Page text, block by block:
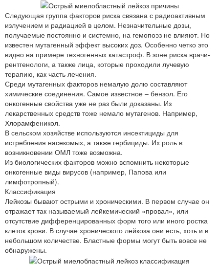
Следующая группа факторов риска связана с радиоактивным
излучением и радиацией в целом. Незначительные дозы,
получаемые постоянно и системно, на гемопоэз не влияют. Но
известен мутагенный эффект высоких доз. Особенно четко это
видно на примере техногенных катастроф. В зоне риска врачи-
рентгенологи, а также лица, которые проходили лучевую
терапию, как часть лечения.
Среди мутагенных факторов немалую долю составляют
химические соединения. Самое известное – бензол. Его
онкогенные свойства уже не раз были доказаны. Из
лекарственных средств тоже немало мутагенов. Например,
Хлорамфеникол.
В сельском хозяйстве используются инсектициды для
истребления насекомых, а также гербициды. Их роль в
возникновении ОМЛ тоже возможна.
Из биологических факторов можно вспомнить некоторые
онкогенные виды вирусов (например, Папова или
лимфотропный).
Классификация
Лейкозы бывают острыми и хроническими. В первом случае он
отражает так называемый лейкемический «провал», или
отсутствие дифференцированных форм того или иного ростка
клеток крови. В случае хронического лейкоза они есть, хоть и в
небольшом количестве. Бластные формы могут быть вовсе не
обнаружены.